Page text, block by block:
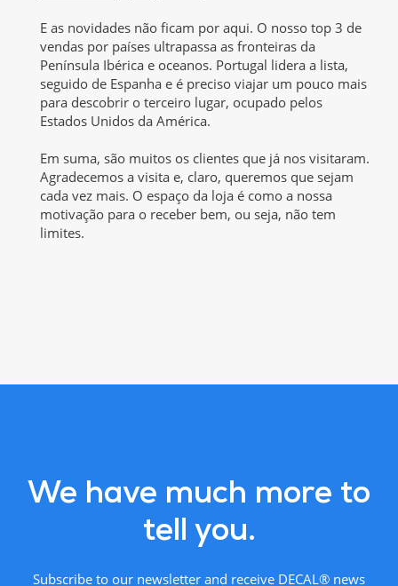
E as novidades não ficam por aqui. O nosso top 3 de
vendas por países ultrapassa as fronteiras da
Península Ibérica e oceanos. Portugal lidera a lista,
seguido de Espanha e é preciso viajar um pouco mais
para descobrir o terceiro lugar, ocupado pelos
Estados Unidos da América.
Em suma, são muitos os clientes que já nos visitaram.
Agradecemos a visita e, claro, queremos que sejam
cada vez mais. O espaço da loja é como a nossa
motivação para o receber bem, ou seja, não tem
limites.
We have much more to
tell you.
Subscribe to our newsletter and receive DECAL® news